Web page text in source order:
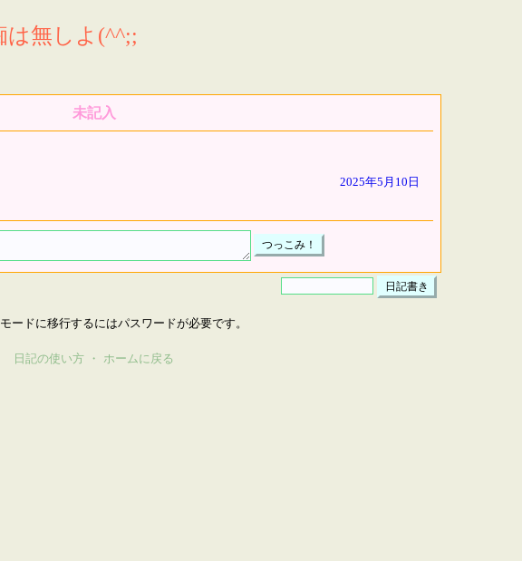
は無しよ(^^;;
未記入
2025年5月10日
ードに移行するにはパスワードが必要です。
日記の使い方 ・ ホームに戻る